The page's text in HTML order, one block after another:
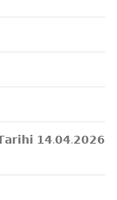
𝟭𝟰.𝟬𝟰.𝟮𝟬𝟮𝟲